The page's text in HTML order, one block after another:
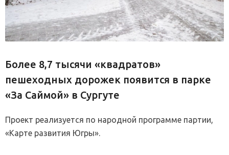
Более 8,7 тысячи «квадратов»
пешеходных дорожек появится в парке
«За Саймой» в Сургуте
Проект реализуется по народной программе партии,
«Карте развития Югры».